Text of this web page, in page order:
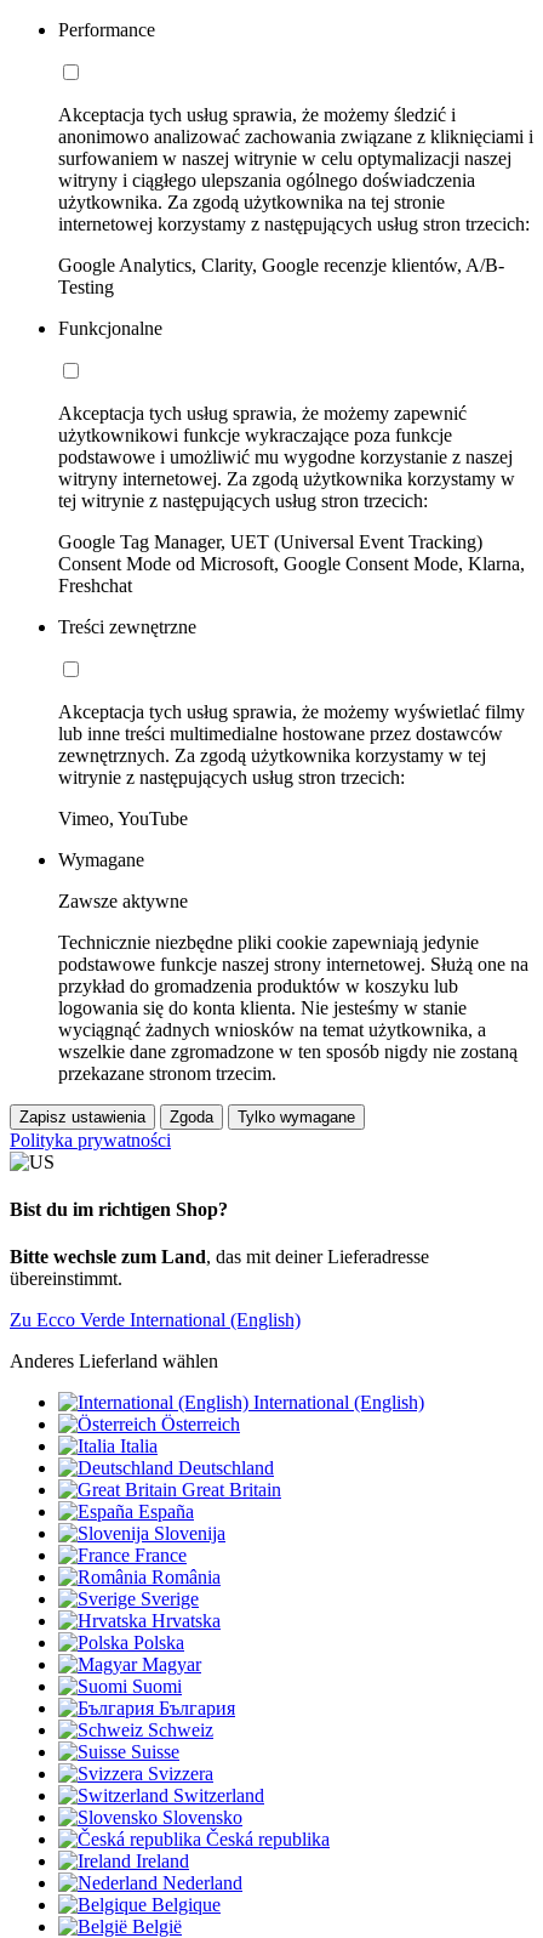
Performance
Akceptacja tych usług sprawia, że możemy śledzić i
anonimowo analizować zachowania związane z kliknięciami i
surfowaniem w naszej witrynie w celu optymalizacji naszej
witryny i ciągłego ulepszania ogólnego doświadczenia
użytkownika. Za zgodą użytkownika na tej stronie
internetowej korzystamy z następujących usług stron trzecich:
Google Analytics, Clarity, Google recenzje klientów, A/B-
Testing
Funkcjonalne
Akceptacja tych usług sprawia, że możemy zapewnić
użytkownikowi funkcje wykraczające poza funkcje
podstawowe i umożliwić mu wygodne korzystanie z naszej
witryny internetowej. Za zgodą użytkownika korzystamy w
tej witrynie z następujących usług stron trzecich:
Google Tag Manager, UET (Universal Event Tracking)
Consent Mode od Microsoft, Google Consent Mode, Klarna,
Freshchat
Treści zewnętrzne
Akceptacja tych usług sprawia, że możemy wyświetlać filmy
lub inne treści multimedialne hostowane przez dostawców
zewnętrznych. Za zgodą użytkownika korzystamy w tej
witrynie z następujących usług stron trzecich:
Vimeo, YouTube
Wymagane
Zawsze aktywne
Technicznie niezbędne pliki cookie zapewniają jedynie
podstawowe funkcje naszej strony internetowej. Służą one na
przykład do gromadzenia produktów w koszyku lub
logowania się do konta klienta. Nie jesteśmy w stanie
wyciągnąć żadnych wniosków na temat użytkownika, a
wszelkie dane zgromadzone w ten sposób nigdy nie zostaną
przekazane stronom trzecim.
Zapisz ustawienia Zgoda Tylko wymagane
Polityka prywatności
Bist du im richtigen Shop?
Bitte wechsle zum Land, das mit deiner Lieferadresse
übereinstimmt.
Zu Ecco Verde International (English)
Anderes Lieferland wählen
International (English)
Österreich
Italia
Deutschland
Great Britain
España
Slovenija
France
România
Sverige
Hrvatska
Polska
Magyar
Suomi
България
Schweiz
Suisse
Svizzera
Switzerland
Slovensko
Česká republika
Ireland
Nederland
Belgique
België